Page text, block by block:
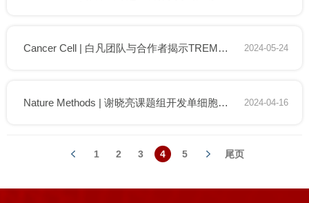
2024-05-24
Cancer Cell | 白凡团队与合作者揭示TREM2在中枢神经系统肿瘤的免疫保护作用
2024-04-16
Nature Methods | 谢晓亮课题组开发单细胞联合三维基因组和转录组测序技术解析嗅觉受体选择机制
1 2 3 4 5 尾页